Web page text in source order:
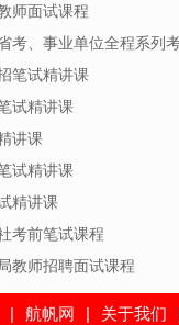
师面试课程
考、事业单位全程系列
笔试精讲课
试精讲课
讲课
试精讲课
精讲课
考前笔试课程
教师招聘面试课程
| 航帆网 | 关于我们